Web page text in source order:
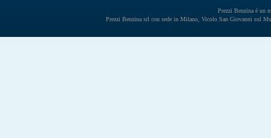
Prezzi Benzina è un
Prezzi Benzina srl con sede in Milano, Vicolo San Giovanni sul